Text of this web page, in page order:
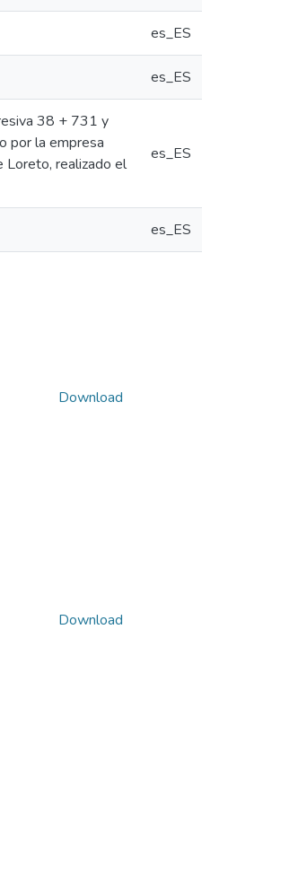
es_ES
es_ES
38 + 731 y
por la empresa
Loreto, realizado el
es_ES
es_ES
Download
Download